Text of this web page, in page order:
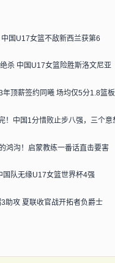
国U17女篮不敌新西兰获第6
杀 中国U17女篮险胜斯洛文尼亚
年顶薪签约同曦 场均仅5分1.8篮板
鸿沟！启蒙教练一番话直击要害
国队无缘U17女篮世界杯4强
助攻 夏联收官战开拓者负爵士